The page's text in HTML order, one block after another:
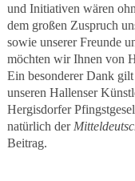
und Initiativen wären
dem großen Zuspruch
sowie unserer Freunde
möchten wir Ihnen von
Ein besonderer Dank
unseren Hallenser
Hergisdorfer
natürlich der
Beitrag.